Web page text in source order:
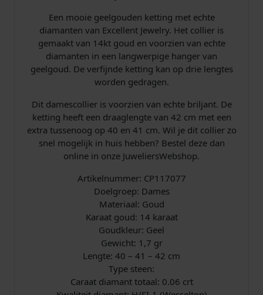
g
e
e
l
g
u
r
i
j
t
0
c
Een mooie geelgouden ketting met echte
diamanten van Excellent Jewelry. Het collier is
gemaakt van 14kt goud en voorzien van echte
diamanten in een langwerpige hanger van
geelgoud. De verfijnde ketting kan op drie lengtes
worden gedragen.
Dit damescollier is voorzien van echte briljant. De
ketting heeft een draaglengte van 42 cm met een
extra tussenoog op 40 en 41 cm. Wil je dit collier zo
snel mogelijk in huis hebben? Bestel deze dan
online in onze JuweliersWebshop.
Artikelnummer: CP117077
Doelgroep: Dames
Materiaal: Goud
Karaat goud: 14 karaat
Goudkleur: Geel
Gewicht: 1,7 gr
Lengte: 40 – 41 – 42 cm
Type steen:
Caraat diamant totaal: 0.06 crt